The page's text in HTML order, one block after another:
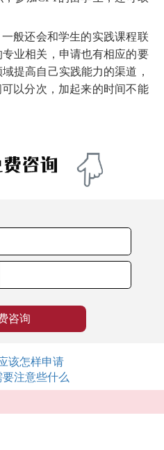
般还会和学生的实践课程联
业相关，申请也有相应的要
提高自己实践能力的渠道，
以分次，加起来的时间不能
咨询
该怎样申请
注意些什么